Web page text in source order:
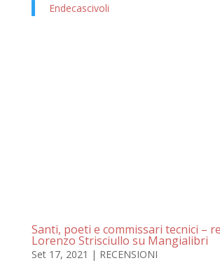
Endecascivoli
Santi, poeti e commissari tecnici –
Lorenzo Strisciullo su Mangialibri
Set 17, 2021 | RECENSIONI